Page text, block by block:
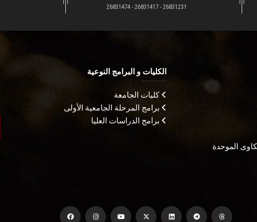
26831231 - 26831417 - 26831474
الموحدة
الكليات و البرامج النوعية
كليات الجامعة
برامج المرحلة الجامعية الأولى
برامج الدراسات العليا